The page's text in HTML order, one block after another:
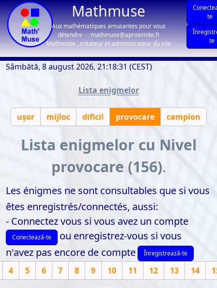
Mathmuse
Aux mathématiques amusantes pour vous
détendre - - mathmuse@aproximite.fr
Mathmuse , créateur et administrateur du site
te
te
Sâmbătă, 8 august 2026, 21:18:31 (CEST)
Lista enigmelor
uşor mijloc dificil provocare campion
Lista enigmelor cu Nivel
provocare (156).
Les énigmes ne sont consultables que si vous
êtes enregistrés/connectés, aussi:
- Connectez vous si vous avez un compte
Conectează-te
ou enregistrez-vous si vous
n'avez pas encore de compte
Înregistrează-te
4 5 6 7 8 9 10 11 12 13 14